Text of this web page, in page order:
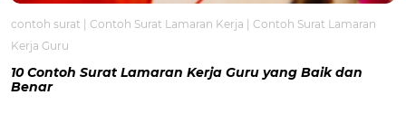
contoh surat Contoh Surat Lamaran Kerja
Contoh Surat Lamaran
Kerja Guru
10 Contoh Surat Lamaran Kerja Guru yang Baik dan
Benar